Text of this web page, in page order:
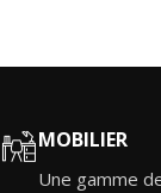
MOBILIER
Une gamme